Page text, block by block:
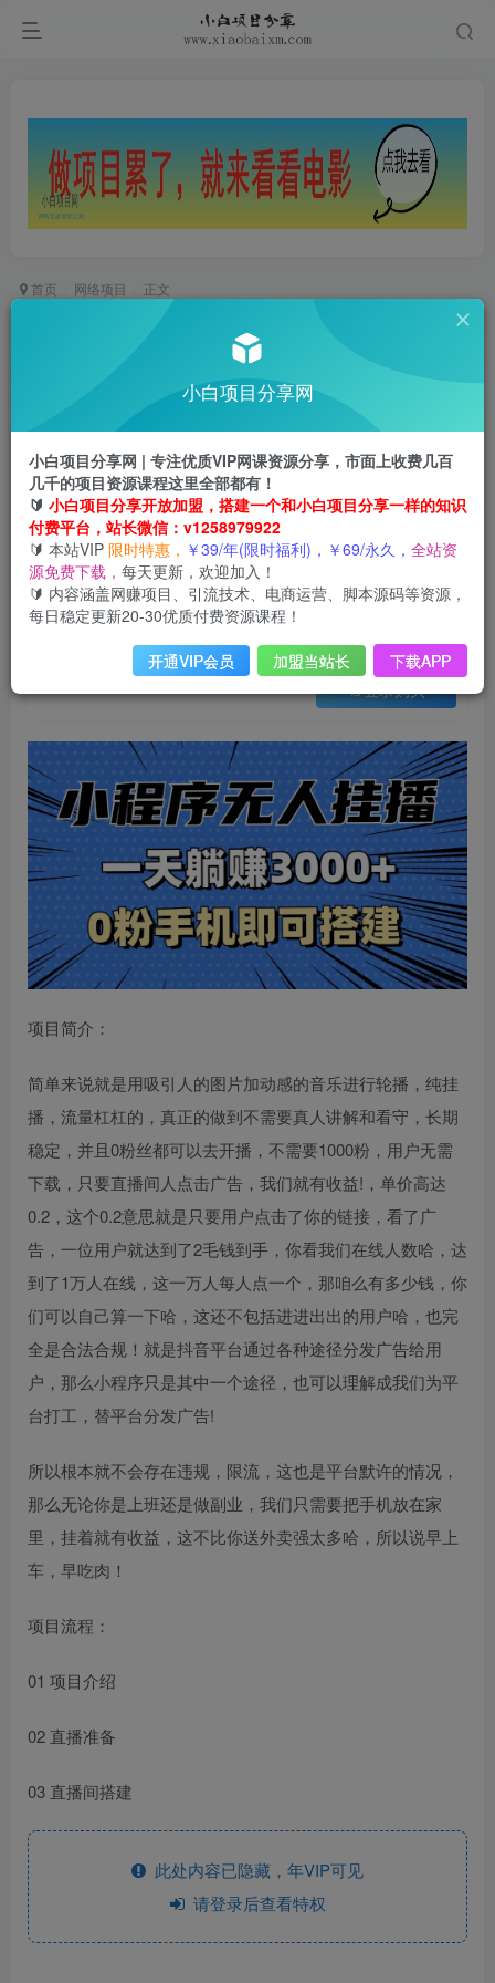
首页 网络项目 正文
（13210期）抖音小程序无人直播，一天躺赚
3000+，0粉手机可搭建，不违规不限流，小…
2年前发布
关注
0 240 10
此内容为会员免费，请付费后查看
云币3 限时特惠
云币 9
年VIP免费 终身VIP会员免费
登录购买
会员免费
项目简介：
简单来说就是用吸引人的图片加动感的音乐进行轮播，纯挂
播，流量杠杠的，真正的做到不需要真人讲解和看守，长期
稳定，并且0粉丝都可以去开播，不需要1000粉，用户无需
下载，只要直播间人点击广告，我们就有收益!，单价高达
0.2，这个0.2意思就是只要用户点击了你的链接，看了广
告，一位用户就达到了2毛钱到手，你看我们在线人数哈，达
到了1万人在线，这一万人每人点一个，那咱么有多少钱，你
们可以自己算一下哈，这还不包括进进出出的用户哈，也完
全是合法合规！就是抖音平台通过各种途径分发广告给用
户，那么小程序只是其中一个途径，也可以理解成我们为平
台打工，替平台分发广告!
所以根本就不会存在违规，限流，这也是平台默许的情况，
那么无论你是上班还是做副业，我们只需要把手机放在家
里，挂着就有收益，这不比你送外卖强太多哈，所以说早上
车，早吃肉！
项目流程：
01 项目介绍
02 直播准备
03 直播间搭建
此处内容已隐藏，年VIP可见
请登录后查看特权
小白项目分享网
小白项目分享网 | 专注优质VIP网课资源分享，市面上收费几百
几千的项目资源课程这里全部都有！
🔰 小白项目分享开放加盟，搭建一个和小白项目分享一样的知识
付费平台，站长微信：v1258979922
🔰 本站VIP 限时特惠， ￥39/年(限时福利)，￥69/永久， 全站资
源免费下载， 每天更新，欢迎加入！
🔰 内容涵盖网赚项目、引流技术、电商运营、脚本源码等资源，
每日稳定更新20-30优质付费资源课程！
开通VIP会员 加盟当站长 下载APP